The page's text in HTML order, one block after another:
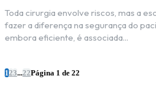
Toda cirurgia envolve riscos, mas a
fazer a diferença na segurança do
embora eficiente, é associada...
1 23...22Página 1 de 22